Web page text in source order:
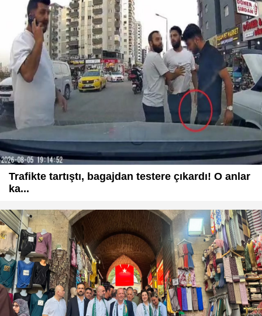
Trafikte tartıştı, bagajdan testere çıkardı! O anlar
ka...